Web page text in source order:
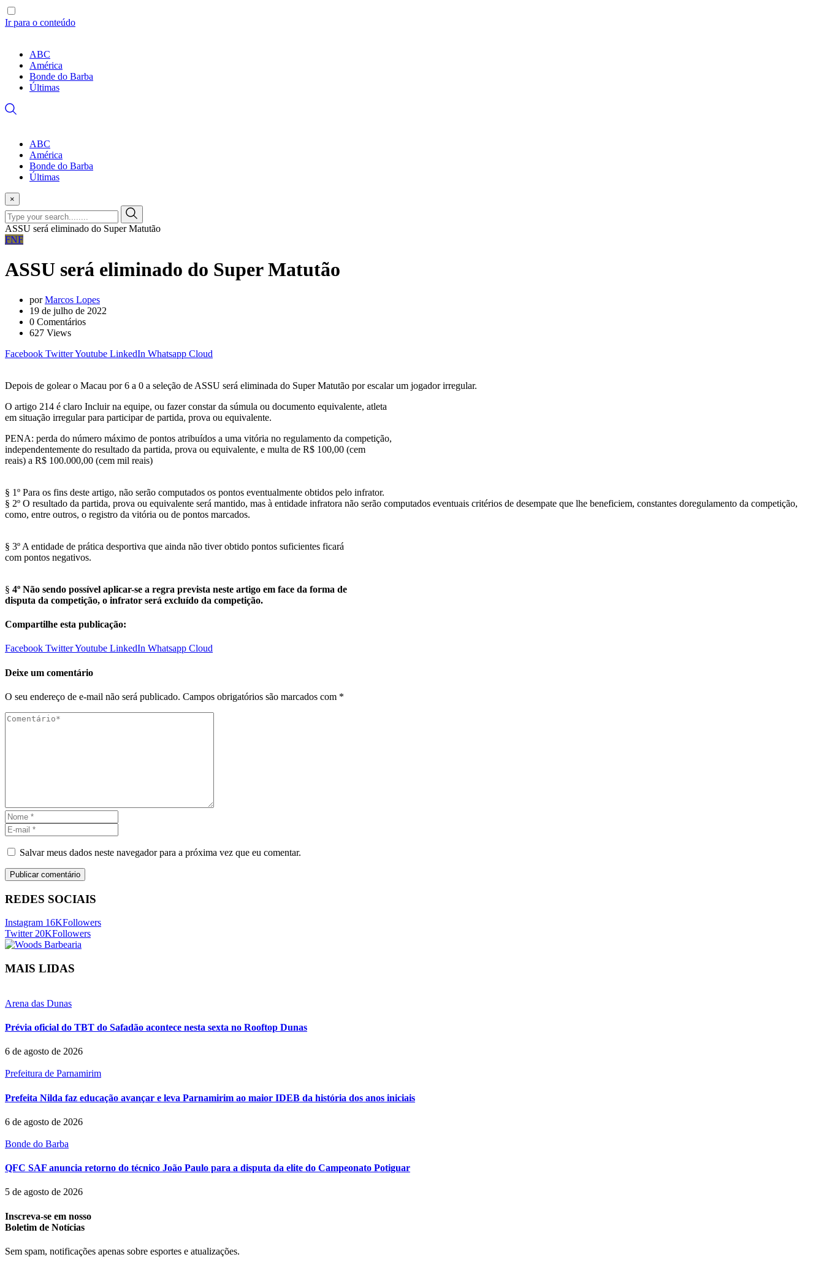
Ir para o conteúdo
ABC
América
Bonde do Barba
Últimas
ABC
América
Bonde do Barba
Últimas
×
ASSU será eliminado do Super Matutão
FNF
ASSU será eliminado do Super Matutão
porMarcos Lopes
19 de julho de 2022
0 Comentários
627 Views
Facebook TwitterYoutube LinkedIn Whatsapp Cloud
Depois de golear o Macau por 6 a 0 a seleção de ASSU será eliminada do Super Matutão por escalar um jogador irregular.
O artigo 214 é claro Incluir na equipe, ou fazer constar da súmula ou documento equivalente, atleta
em situação irregular para participar de partida, prova ou equivalente.
PENA: perda do número máximo de pontos atribuídos a uma vitória no regulamento da competição,
independentemente do resultado da partida, prova ou equivalente, e multa de R$ 100,00 (cem
reais) a R$ 100.000,00 (cem mil reais)
§ 1º Para os fins deste artigo, não serão computados os pontos eventualmente obtidos pelo infrator.
§ 2º O resultado da partida, prova ou equivalente será mantido, mas à entidade infratora não serão computados eventuais critérios de desempate que lhe beneficiem, constantes doregulamento da competição,
como, entre outros, o registro da vitória ou de pontos marcados.
§ 3º A entidade de prática desportiva que ainda não tiver obtido pontos suficientes ficará
com pontos negativos.
§ 4º Não sendo possível aplicar-se a regra prevista neste artigo em face da forma de
disputa da competição, o infrator será excluído da competição.
Compartilhe esta publicação:
Facebook TwitterYoutube LinkedIn Whatsapp Cloud
Deixe um comentário
O seu endereço de e-mail não será publicado. Campos obrigatórios são marcados com *
Salvar meus dados neste navegador para a próxima vez que eu comentar.
REDES SOCIAIS
Instagram 16KFollowers
Twitter 20KFollowers
MAIS LIDAS
Arena das Dunas
Prévia oficial do TBT do Safadão acontece nesta sexta no Rooftop Dunas
6 de agosto de 2026
Prefeitura de Parnamirim
Prefeita Nilda faz educação avançar e leva Parnamirim ao maior IDEB da história dos anos iniciais
6 de agosto de 2026
Bonde do Barba
QFC SAF anuncia retorno do técnico João Paulo para a disputa da elite do Campeonato Potiguar
5 de agosto de 2026
Inscreva-se em nosso
Boletim de Notícias
Sem spam, notificações apenas sobre esportes e atualizações.